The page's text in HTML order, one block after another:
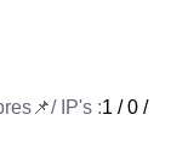
1 / 0 /